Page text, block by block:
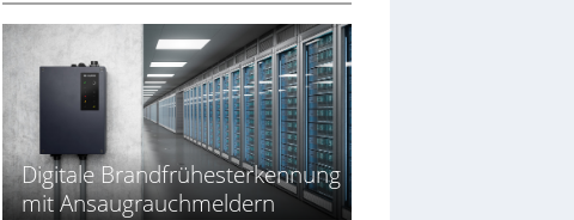
Digitale Brandfrühesterkennung
mit Ansaugrauchmeldern